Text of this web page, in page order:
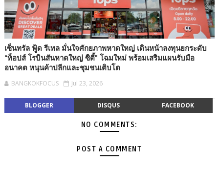
เซ็นทรัล ฟู้ด รีเทล มั่นใจศักยภาพหาดใหญ่ เดินหน้าลงทุนยกระดับ
“ท็อปส์ โรบินสันหาดใหญ่ ซิตี้” โฉมใหม่ พร้อมเสริมแผนรับมือ
อนาคต หนุนค้าปลีกและชุมชนเติบโต
BANGKOKFOCUS Jul 23, 2026
BLOGGER DISQUS FACEBOOK
NO COMMENTS:
POST A COMMENT